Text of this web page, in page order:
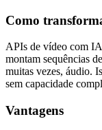
Como
APIs de vídeo com
montam sequências
muitas vezes, áudio.
sem capacidade
Vantagens